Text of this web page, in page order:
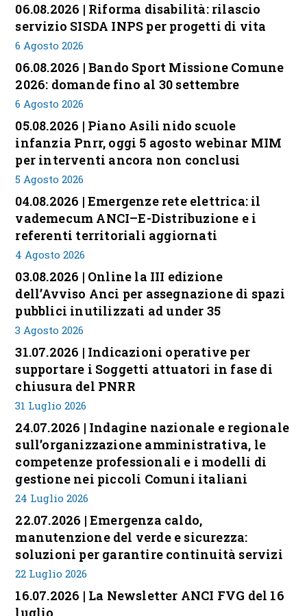
06.08.2026 | Riforma disabilità: rilascio
servizio SISDA INPS per progetti di vita
6 Agosto 2026
06.08.2026 | Bando Sport Missione Comune
2026: domande fino al 30 settembre
6 Agosto 2026
05.08.2026 | Piano Asili nido scuole
infanzia Pnrr, oggi 5 agosto webinar MIM
per interventi ancora non conclusi
5 Agosto 2026
04.08.2026 | Emergenze rete elettrica: il
vademecum ANCI–E-Distribuzione e i
referenti territoriali aggiornati
4 Agosto 2026
03.08.2026 | Online la III edizione
dell’Avviso Anci per assegnazione di spazi
pubblici inutilizzati ad under 35
3 Agosto 2026
31.07.2026 | Indicazioni operative per
supportare i Soggetti attuatori in fase di
chiusura del PNRR
31 Luglio 2026
24.07.2026 | Indagine nazionale e regionale
sull’organizzazione amministrativa, le
competenze professionali e i modelli di
gestione nei piccoli Comuni italiani
24 Luglio 2026
22.07.2026 | Emergenza caldo,
manutenzione del verde e sicurezza:
soluzioni per garantire continuità servizi
22 Luglio 2026
16.07.2026 | La Newsletter ANCI FVG del 16
luglio